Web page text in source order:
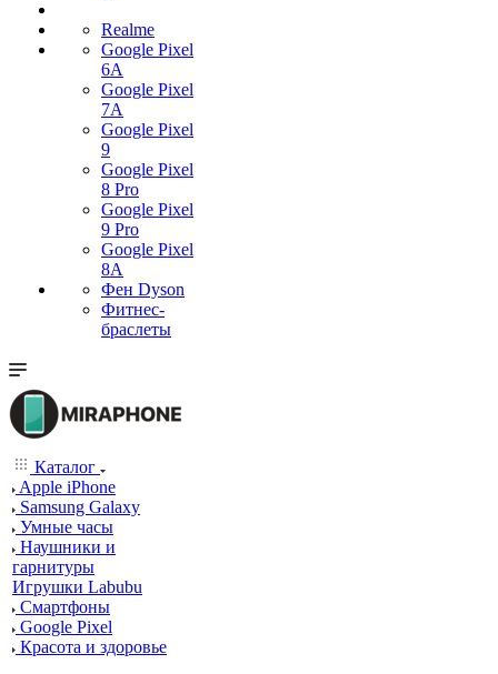
Realme
Google Pixel
6A
Google Pixel
7А
Google Pixel
9
Google Pixel
8 Pro
Google Pixel
9 Pro
Google Pixel
8A
Фен Dyson
Фитнес-
браслеты
Каталог
Apple iPhone
Samsung Galaxy
Умные часы
Наушники и
гарнитуры
Игрушки Labubu
Смартфоны
Google Pixel
Красота и здоровье